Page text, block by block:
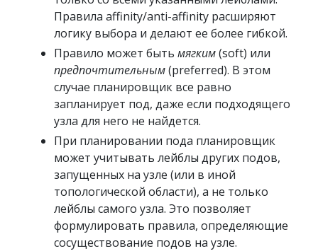
Правила affinity/anti-affinity расширяют
логику выбора и делают ее более гибкой.
Правило может быть мягким(soft) или
предпочтительным(preferred). В этом
случае планировщик все равно
запланирует под, даже если подходящего
узла для него не найдется.
При планировании пода планировщик
может учитывать лейблы других подов,
запущенных на узле (или в иной
топологической области), а не только
лейблы самого узла. Это позволяет
формулировать правила, определяющие
сосуществование подов на узле.